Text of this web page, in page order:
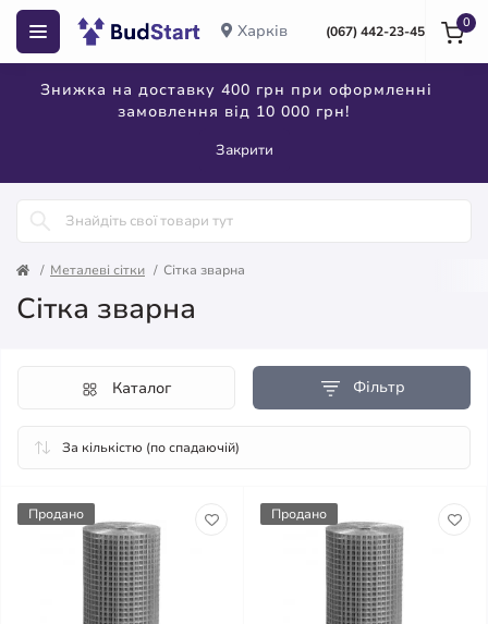
Харків (067) 442-23-45
Знижка на доставку 400 грн при оформленні
замовлення від 10 000 грн!
Закрити
0
Металеві сітки Сітка зварна
Сітка зварна
Фільтр
Каталог
Продано Продано